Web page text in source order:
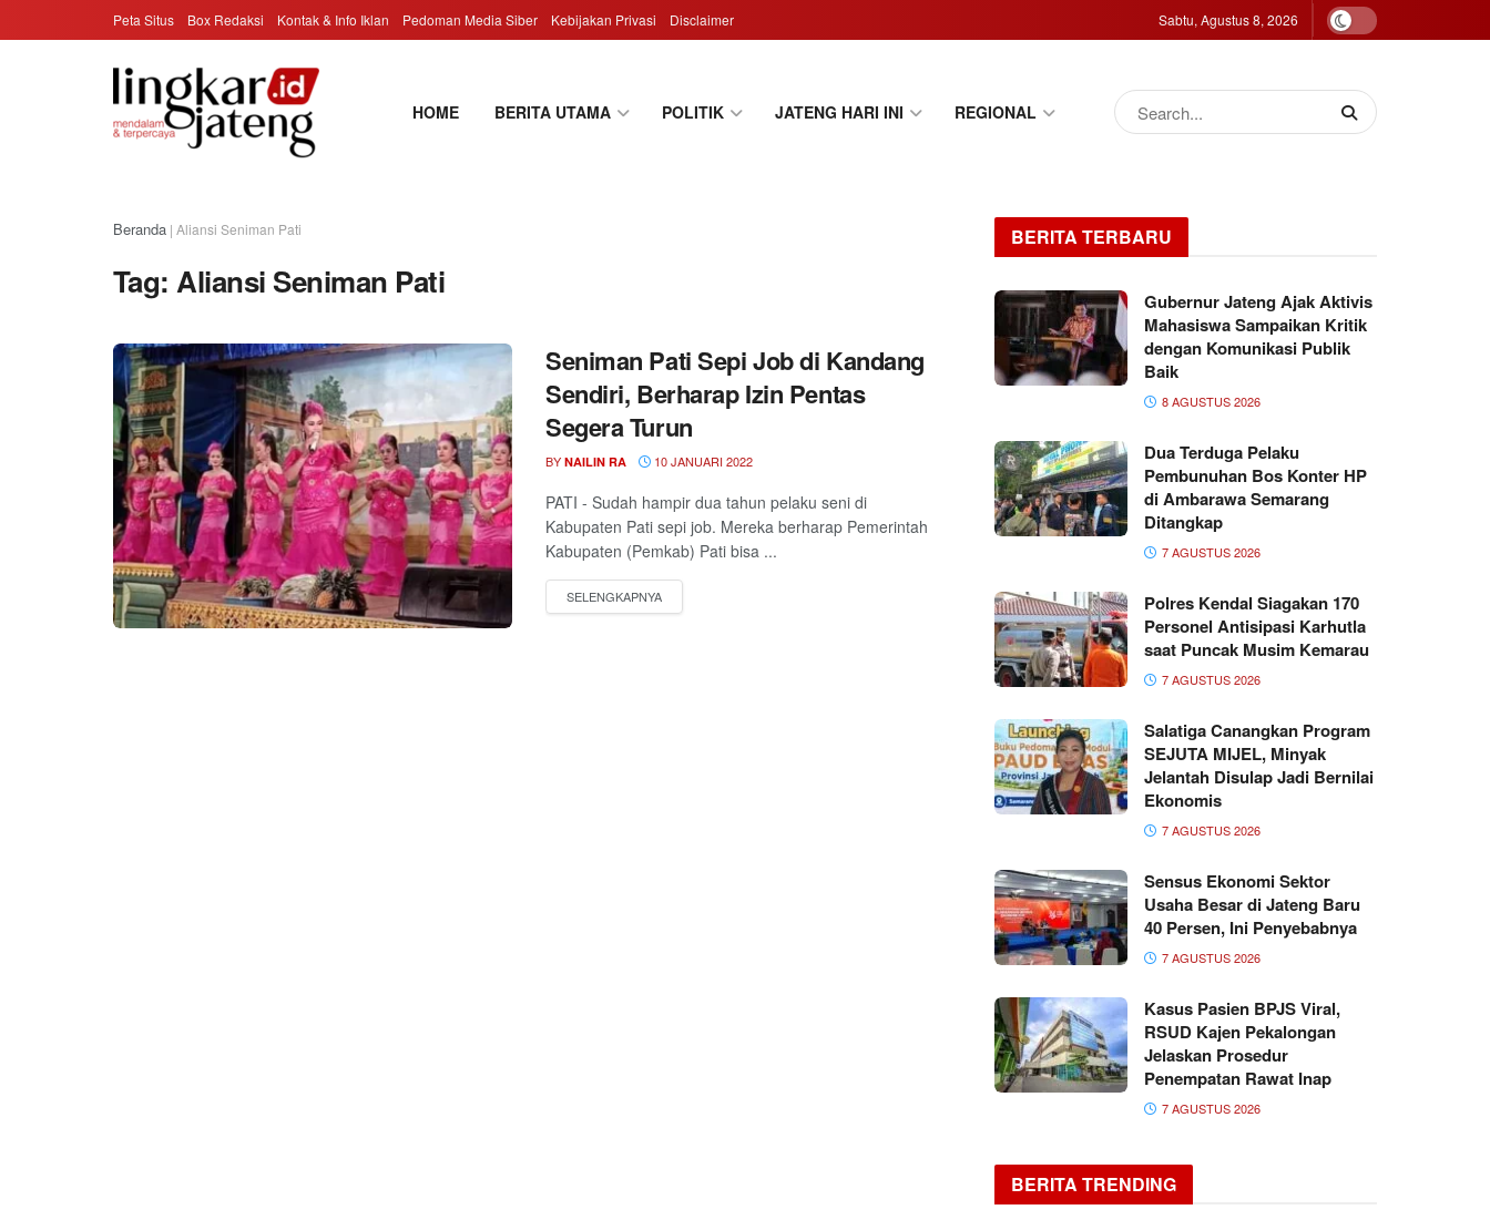
Peta Situs Box Redaksi Kontak & Info Iklan Pedoman Media Siber Kebijakan Privasi Disclaimer Sabtu, Agustus 8, 2026
HOME BERITA UTAMA POLITIK JATENG HARI INI REGIONAL
Beranda | Aliansi Seniman Pati
Tag:Aliansi Seniman Pati
Seniman Pati Sepi Job di Kandang
Sendiri, Berharap Izin Pentas
Segera Turun
BY NAILIN RA 10 JANUARI 2022
PATI - Sudah hampir dua tahun pelaku seni di
Kabupaten Pati sepi job. Mereka berharap Pemerintah
Kabupaten (Pemkab) Pati bisa ...
BERITA TERBARU
Gubernur Jateng Ajak Aktivis
Mahasiswa Sampaikan Kritik
dengan Komunikasi Publik
Baik
8 AGUSTUS 2026
Dua Terduga Pelaku
Pembunuhan Bos Konter HP
di Ambarawa Semarang
Ditangkap
7 AGUSTUS 2026
Polres Kendal Siagakan 170
Personel Antisipasi Karhutla
saat Puncak Musim Kemarau
7 AGUSTUS 2026
Salatiga Canangkan Program
SEJUTA MIJEL, Minyak
Jelantah Disulap Jadi Bernilai
Ekonomis
7 AGUSTUS 2026
Sensus Ekonomi Sektor
Usaha Besar di Jateng Baru
40 Persen, Ini Penyebabnya
7 AGUSTUS 2026
Kasus Pasien BPJS Viral,
RSUD Kajen Pekalongan
Jelaskan Prosedur
Penempatan Rawat Inap
7 AGUSTUS 2026
BERITA TRENDING